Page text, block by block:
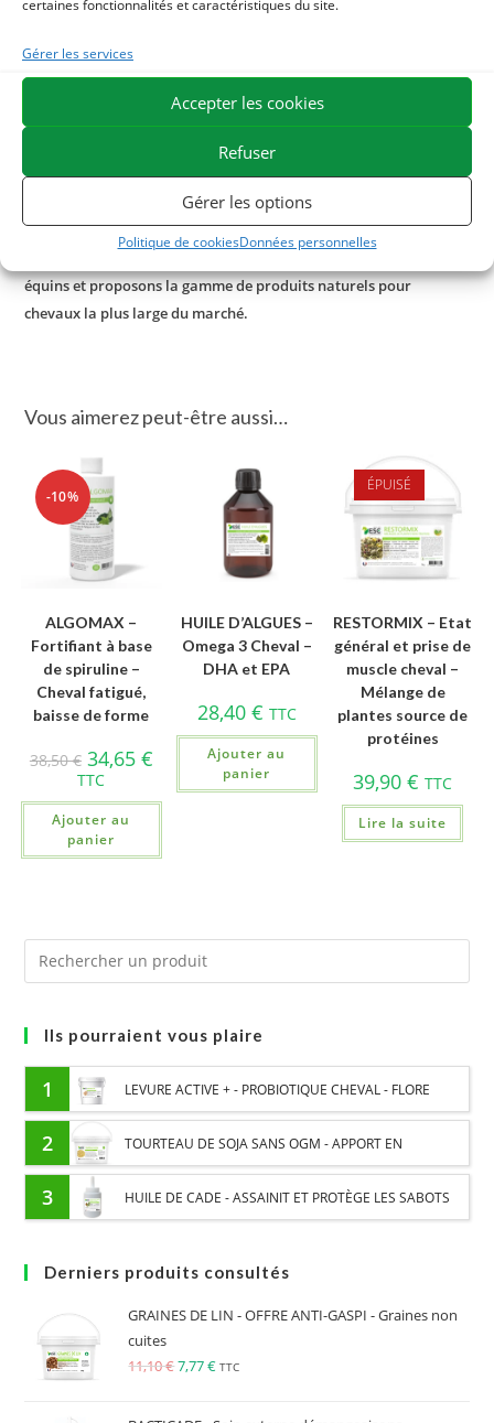
certaines fonctionnalités et caractéristiques du site.
Gérer les services
Accepter les cookies
Refuser
Gérer les options
Politique de cookiesDonnées personnelles
convertis en molécules anti-inflammatoires tandis que les
oméga-6 sont convertis en composés pro-inflammatoires.
Le rapport optimal omégas 3 / omégas 6 pour le cheval est
aujourd’hui estimé entre 1 : 4 et 1 : 6 d’acides gras oméga-3
ESC Laboratoire est une société pionnière en phytothérapie
équine. Nous sommes spécialisés dans la sélection et l’utilisation
équins et proposons la gamme de produits naturels pour
chevaux la plus large du marché.
Vous aimerez peut-être aussi…
-10%
ALGOMAX –
Fortifiant à base
de spiruline –
Cheval fatigué,
baisse de forme
38,50€ 34,65 €
TTC
Ajouter au
panier
HUILE D’ALGUES –
Omega 3 Cheval –
DHA et EPA
28,40 € TTC
Ajouter au
panier
ÉPUISÉ
RESTORMIX – Etat
général et prise de
muscle cheval –
Mélange de
plantes source de
protéines
39,90€ TTC
Lire la suite
Ils pourraient vous plaire
1 LEVURE ACTIVE + - PROBIOTIQUE CHEVAL - FLORE
INTESTINALE ET DIGESTION
2 TOURTEAU DE SOJA SANS OGM - APPORT EN
PROTÉINES ET SOUTIEN ÉNERGÉTIQUE POUR CHEVAUX
3 HUILE DE CADE - ASSAINIT ET PROTÈGE LES SABOTS
Derniers produits consultés
GRAINES DE LIN - OFFRE ANTI-GASPI - Graines non
cuites
11,10€7,77€ TTC